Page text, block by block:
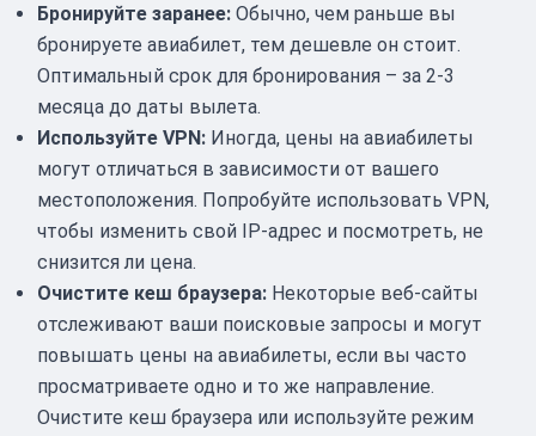
Бронируйте заранее: Обычно, чем раньше вы
бронируете авиабилет, тем дешевле он стоит.
Оптимальный срок для бронирования – за 2-3
месяца до даты вылета.
Используйте VPN: Иногда, цены на авиабилеты
могут отличаться в зависимости от вашего
местоположения. Попробуйте использовать VPN,
чтобы изменить свой IP-адрес и посмотреть, не
снизится ли цена.
Очистите кеш браузера: Некоторые веб-сайты
отслеживают ваши поисковые запросы и могут
повышать цены на авиабилеты, если вы часто
просматриваете одно и то же направление.
Очистите кеш браузера или используйте режим